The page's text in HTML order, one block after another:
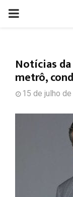
PRIMARY
Notícias
metrô,
15 de julho